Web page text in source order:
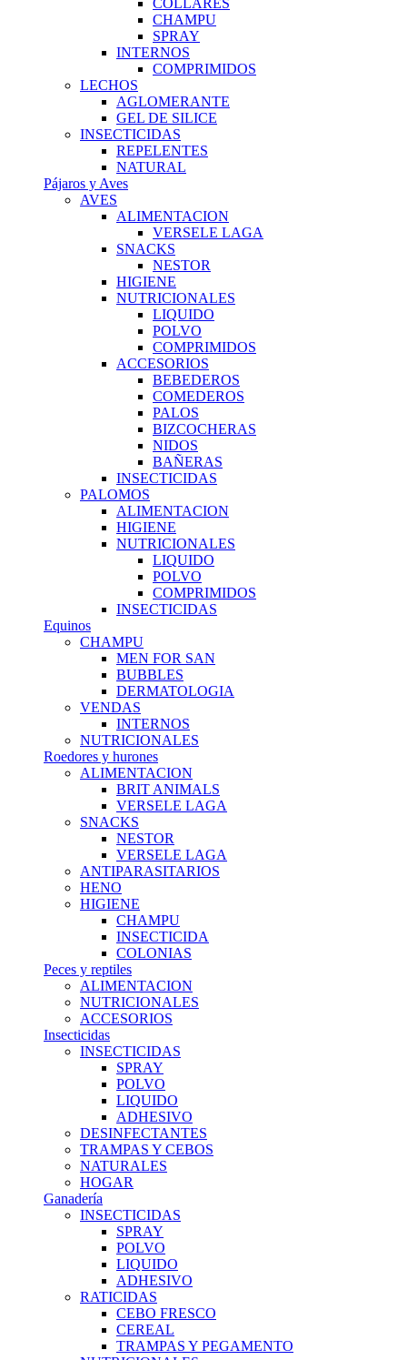
COLLARES
CHAMPU
SPRAY
INTERNOS
COMPRIMIDOS
LECHOS
AGLOMERANTE
GEL DE SILICE
INSECTICIDAS
REPELENTES
NATURAL
Pájaros y Aves
AVES
ALIMENTACION
VERSELE LAGA
SNACKS
NESTOR
HIGIENE
NUTRICIONALES
LIQUIDO
POLVO
COMPRIMIDOS
ACCESORIOS
BEBEDEROS
COMEDEROS
PALOS
BIZCOCHERAS
NIDOS
BAÑERAS
INSECTICIDAS
PALOMOS
ALIMENTACION
HIGIENE
NUTRICIONALES
LIQUIDO
POLVO
COMPRIMIDOS
INSECTICIDAS
Equinos
CHAMPU
MEN FOR SAN
BUBBLES
DERMATOLOGIA
VENDAS
INTERNOS
NUTRICIONALES
Roedores y hurones
ALIMENTACION
BRIT ANIMALS
VERSELE LAGA
SNACKS
NESTOR
VERSELE LAGA
ANTIPARASITARIOS
HENO
HIGIENE
CHAMPU
INSECTICIDA
COLONIAS
Peces y reptiles
ALIMENTACION
NUTRICIONALES
ACCESORIOS
Insecticidas
INSECTICIDAS
SPRAY
POLVO
LIQUIDO
ADHESIVO
DESINFECTANTES
TRAMPAS Y CEBOS
NATURALES
HOGAR
Ganadería
INSECTICIDAS
SPRAY
POLVO
LIQUIDO
ADHESIVO
RATICIDAS
CEBO FRESCO
CEREAL
TRAMPAS Y PEGAMENTO